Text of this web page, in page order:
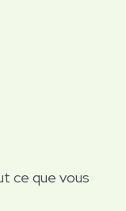
ce que vous